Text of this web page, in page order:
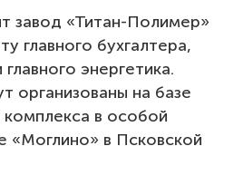
завод «Титан-Полимер»
главного бухгалтера,
энергетика.
организованы на базе
в особой
«Моглино» в Псковской